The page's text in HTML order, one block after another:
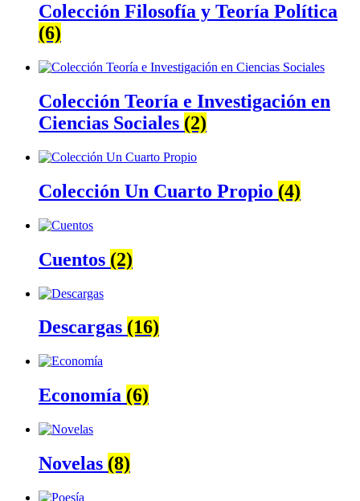
Colección Filosofía y Teoría Política
(6)
Colección Teoría e Investigación en
Ciencias Sociales (2)
Colección Un Cuarto Propio (4)
Cuentos (2)
Descargas (16)
Economía (6)
Novelas (8)